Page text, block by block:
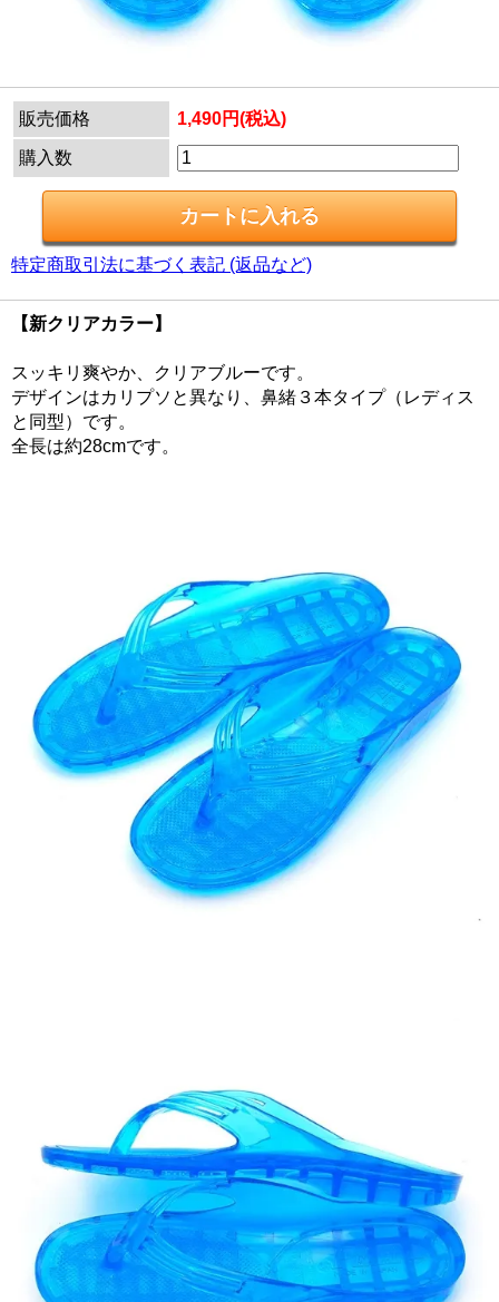
販売価格 1,490円(税込)
購入数
特定商取引法に基づく表記 (返品など)
【新クリアカラー】
スッキリ爽やか、クリアブルーです。
デザインはカリプソと異なり、鼻緒３本タイプ（レディス
と同型）です。
全長は約28cmです。